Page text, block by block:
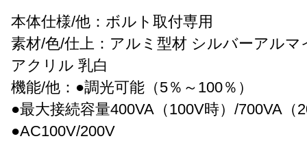
本体仕様/他：ボルト取付専用
素材/色/仕上：アルミ型材 シルバーアルマ
アクリル 乳白
機能/他：●調光可能（5％～100％）
●最大接続容量400VA（100V時）/700VA（
●AC100V/200V